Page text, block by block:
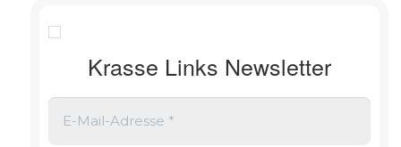
Krasse Links Newsletter